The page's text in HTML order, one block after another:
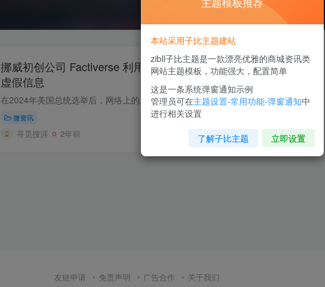
挪威初创公司 Factiverse 利用人工智能打击
虚假信息
在2024年美国总统选举后，网络上的虚假信息惊人的速度传播严重影响了美国人对候选人以及公共健康、气候变化和移民话题的看法。生成式人工智能的发展，加之其生成深度伪造内容的能力和 “幻觉” ...
微资讯
寻觅搜涯 2年前 8
友链申请 免责声明 广告合作 关于我们
本站采用子比主题建站
zibll子比主题是一款漂亮优雅的商城资讯类
网站主题模板，功能强大，配置简单
这是一条系统弹窗通知示例
管理员可在主题设置-常用功能-弹窗通知中
进行相关设置
了解子比主题 立即设置